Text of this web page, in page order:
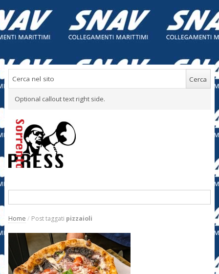
Optional callout text right side.
Home / Post taggati pizzaioli